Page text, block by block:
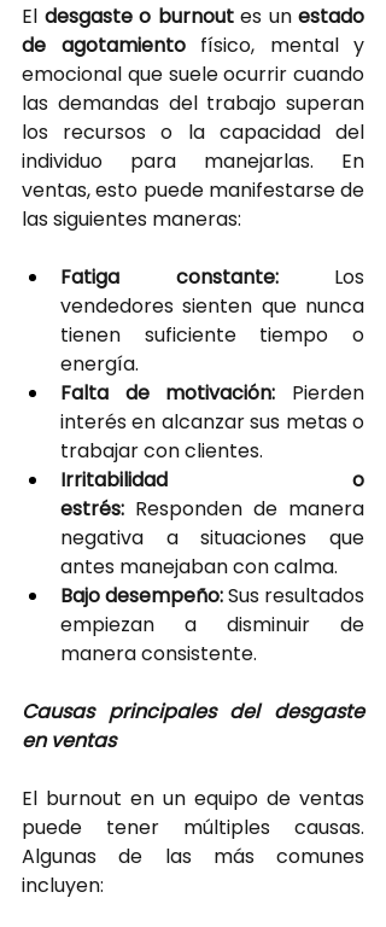
El desgaste o burnout es un estado
de agotamiento físico, mental y
emocional que suele ocurrir cuando
las demandas del trabajo superan
los recursos o la capacidad del
individuo para manejarlas. En
ventas, esto puede manifestarse de
las siguientes maneras:
Fatiga constante: Los
vendedores sienten que nunca
tienen suficiente tiempo o
energía.
Falta de motivación: Pierden
interés en alcanzar sus metas o
trabajar con clientes.
Irritabilidad o
estrés: Responden de manera
negativa a situaciones que
antes manejaban con calma.
Bajo desempeño: Sus resultados
empiezan a disminuir de
manera consistente.
Causas principales del desgaste
en ventas
El burnout en un equipo de ventas
puede tener múltiples causas.
Algunas de las más comunes
incluyen: